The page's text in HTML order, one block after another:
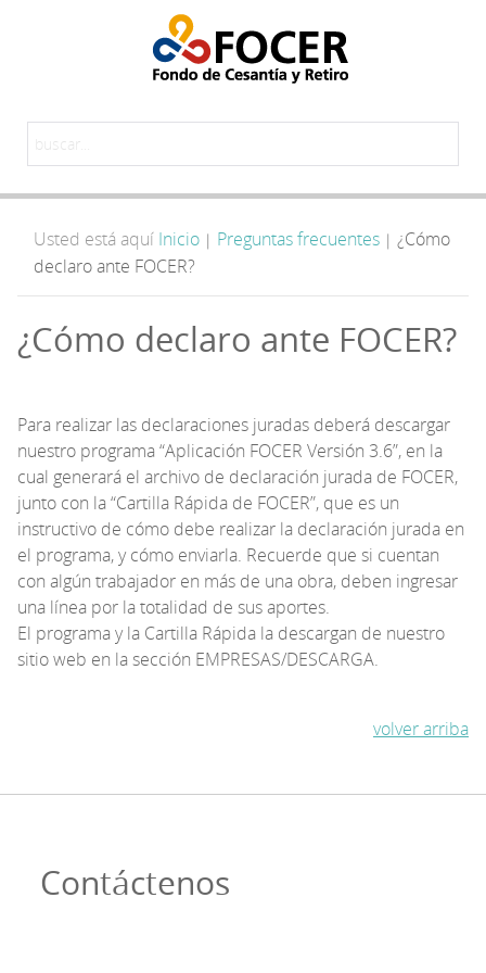
Usted está aquí Inicio | Preguntas frecuentes | ¿Cómo
declaro ante FOCER?
¿Cómo declaro ante FOCER?
Para realizar las declaraciones juradas deberá descargar
nuestro programa “Aplicación FOCER Versión 3.6”, en la
cual generará el archivo de declaración jurada de FOCER,
junto con la “Cartilla Rápida de FOCER”, que es un
instructivo de cómo debe realizar la declaración jurada en
el programa, y cómo enviarla. Recuerde que si cuentan
con algún trabajador en más de una obra, deben ingresar
una línea por la totalidad de sus aportes.
El programa y la Cartilla Rápida la descargan de nuestro
sitio web en la sección EMPRESAS/DESCARGA.
volver arriba
Contáctenos